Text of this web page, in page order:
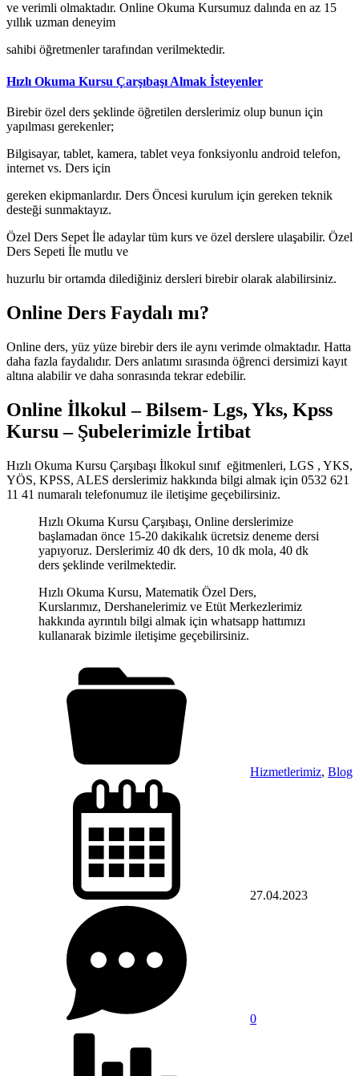
ve verimli olmaktadır. Online Okuma Kursumuz dalında en az 15
yıllık uzman deneyim
sahibi öğretmenler tarafından verilmektedir.
Hızlı Okuma Kursu Çarşıbaşı Almak İsteyenler
Birebir özel ders şeklinde öğretilen derslerimiz olup bunun için
yapılması gerekenler;
Bilgisayar, tablet, kamera, tablet veya fonksiyonlu android telefon,
internet vs. Ders için
gereken ekipmanlardır. Ders Öncesi kurulum için gereken teknik
desteği sunmaktayız.
Özel Ders Sepet İle adaylar tüm kurs ve özel derslere ulaşabilir. Özel
Ders Sepeti İle mutlu ve
huzurlu bir ortamda dilediğiniz dersleri birebir olarak alabilirsiniz.
Online Ders Faydalı mı?
Online ders, yüz yüze birebir ders ile aynı verimde olmaktadır. Hatta
daha fazla faydalıdır. Ders anlatımı sırasında öğrenci dersimizi kayıt
altına alabilir ve daha sonrasında tekrar edebilir.
Online İlkokul – Bilsem- Lgs, Yks, Kpss
Kursu – Şubelerimizle İrtibat
Hızlı Okuma Kursu Çarşıbaşı İlkokul sınıf eğitmenleri, LGS , YKS,
YÖS, KPSS, ALES derslerimiz hakkında bilgi almak için 0532 621
11 41 numaralı telefonumuz ile iletişime geçebilirsiniz.
Hızlı Okuma Kursu Çarşıbaşı, Online derslerimize
başlamadan önce 15-20 dakikalık ücretsiz deneme dersi
yapıyoruz. Derslerimiz 40 dk ders, 10 dk mola, 40 dk
ders şeklinde verilmektedir.
Hızlı Okuma Kursu, Matematik Özel Ders,
Kurslarımız, Dershanelerimiz ve Etüt Merkezlerimiz
hakkında ayrıntılı bilgi almak için whatsapp hattımızı
kullanarak bizimle iletişime geçebilirsiniz.
Hizmetlerimiz, Blog
27.04.2023
0